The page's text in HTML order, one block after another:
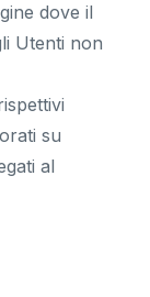
dove il
Utenti non
su
al